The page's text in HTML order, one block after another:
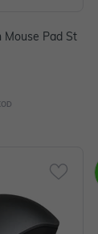
Mouse Pad St